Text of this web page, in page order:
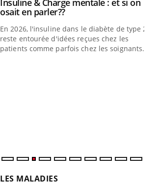
Youtube
Insuline & Charge mentale : et si on
osait en parler??Youtube
En 2026, l'insuline dans le diabète de type 2
reste entourée d'idées reçues chez les
patients comme parfois chez les soignants.
LES MALADIES